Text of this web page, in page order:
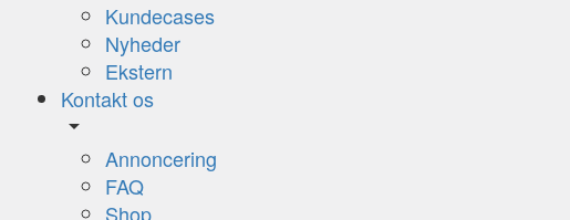
Kundecases
Nyheder
Ekstern
Kontakt os
Annoncering
FAQ
Shop